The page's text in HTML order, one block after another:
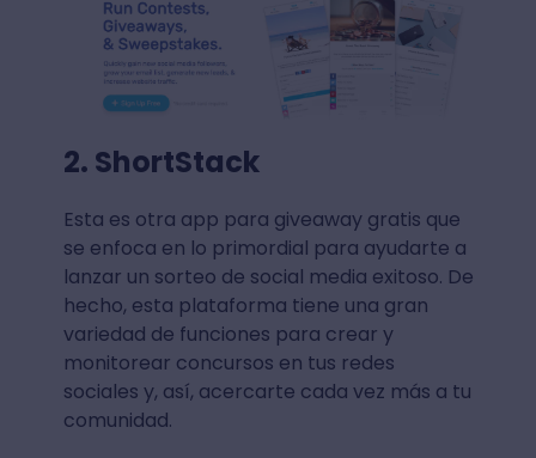
2. ShortStack
Esta es otra app para giveaway gratis que
se enfoca en lo primordial para ayudarte a
lanzar un sorteo de social media exitoso. De
hecho, esta plataforma tiene una gran
variedad de funciones para crear y
monitorear concursos en tus redes
sociales y, así, acercarte cada vez más a tu
comunidad.